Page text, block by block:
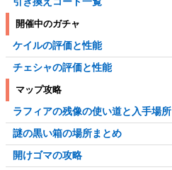
開催中のガチャ
ケイルの評価と性能
チェシャの評価と性能
マップ攻略
ラフィアの残像の使い道と入手場所
謎の黒い箱の場所まとめ
開けゴマの攻略